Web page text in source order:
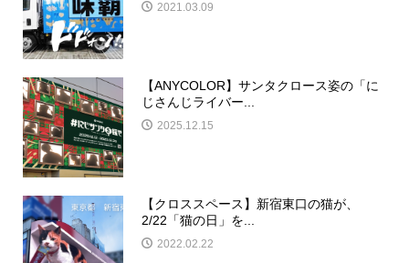
2021.03.09
【ANYCOLOR】サンタクロース姿の「に
じさんじライバー...
2025.12.15
【クロススペース】新宿東口の猫が、
2/22「猫の日」を...
2022.02.22